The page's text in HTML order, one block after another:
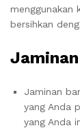
menggunakan
bersihkan
Jaminan
yang Anda
yang Anda